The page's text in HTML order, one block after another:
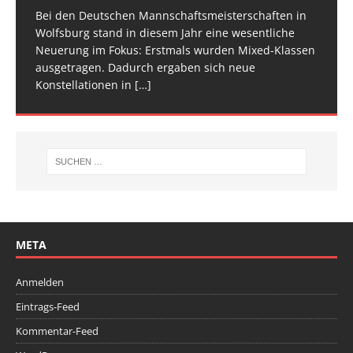
Bei den Deutschen Mannschaftsmeisterschaften in
Wolfsburg stand in diesem Jahr eine wesentliche
Neuerung im Fokus: Erstmals wurden Mixed-Klassen
ausgetragen. Dadurch ergaben sich neue
Konstellationen in […]
den Athletinnen und Athleten mehr Raum zu geben.
[…]
[…]
Am vergangenen Wochenende traf sich die deutsche
Spitze im Trampolinturnen in Biberach an der Riß
(Baden-Württemberg) zu einem hochkarätigen
Wettkampfwochenende: Am Samstag standen die
Deutschen[…]
META
Anmelden
Eintrags-Feed
Kommentar-Feed